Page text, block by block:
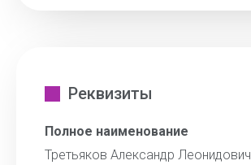
Реквизиты
Полное наименование
Третьяков Александр Леонидович